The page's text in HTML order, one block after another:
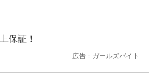
保証！
広告：ガールズバイト